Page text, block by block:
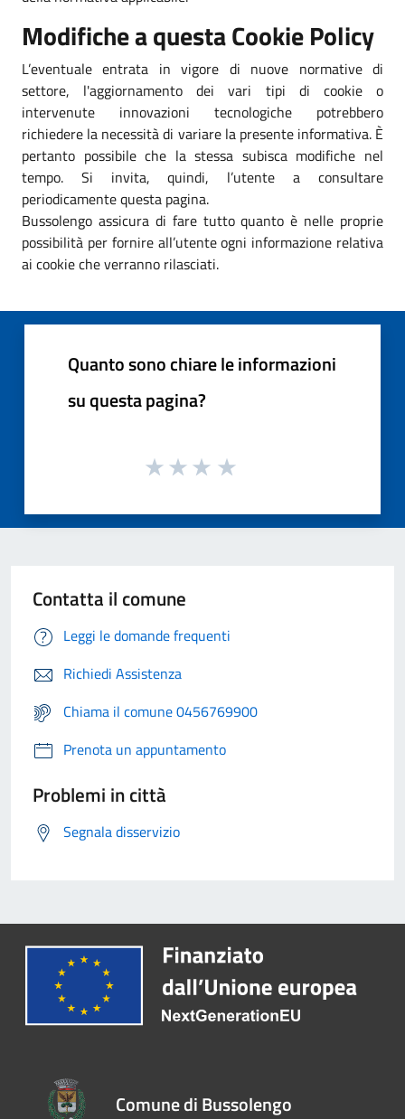
Modifiche a questa Cookie Policy
L’eventuale entrata in vigore di nuove normative di
settore, l'aggiornamento dei vari tipi di cookie o
intervenute innovazioni tecnologiche potrebbero
richiedere la necessità di variare la presente informativa. È
pertanto possibile che la stessa subisca modifiche nel
tempo. Si invita, quindi, l’utente a consultare
periodicamente questa pagina.
Bussolengo assicura di fare tutto quanto è nelle proprie
possibilità per fornire all’utente ogni informazione relativa
ai cookie che verranno rilasciati.
Quanto sono chiare le informazioni
su questa pagina?
Contatta il comune
Leggi le domande frequenti
Richiedi Assistenza
Chiama il comune 0456769900
Prenota un appuntamento
Problemi in città
Segnala disservizio
Comune di Bussolengo